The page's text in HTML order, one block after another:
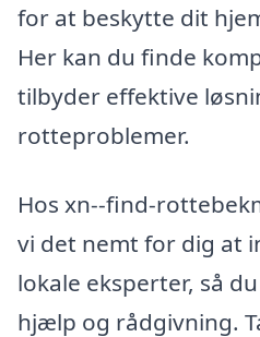
for at beskytte dit
Her kan du finde
tilbyder effektive
rotteproblemer.
Hos xn--find-
vi det nemt for dig at
lokale eksperter, så
hjælp og rådgivning.